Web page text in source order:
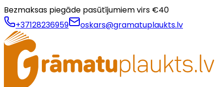
Bezmaksas piegāde pasūtījumiem virs €40
+37128236959
oskars@gramatuplaukts.lv